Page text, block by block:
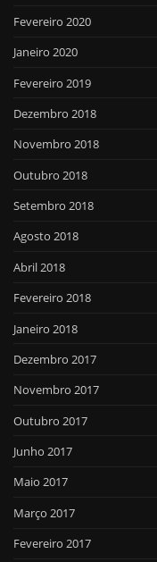
Fevereiro 2020
Janeiro 2020
Fevereiro 2019
Dezembro 2018
Novembro 2018
Outubro 2018
Setembro 2018
Agosto 2018
Abril 2018
Fevereiro 2018
Janeiro 2018
Dezembro 2017
Novembro 2017
Outubro 2017
Junho 2017
Maio 2017
Março 2017
Fevereiro 2017